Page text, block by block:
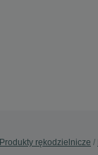
Produkty rękodzielnicze